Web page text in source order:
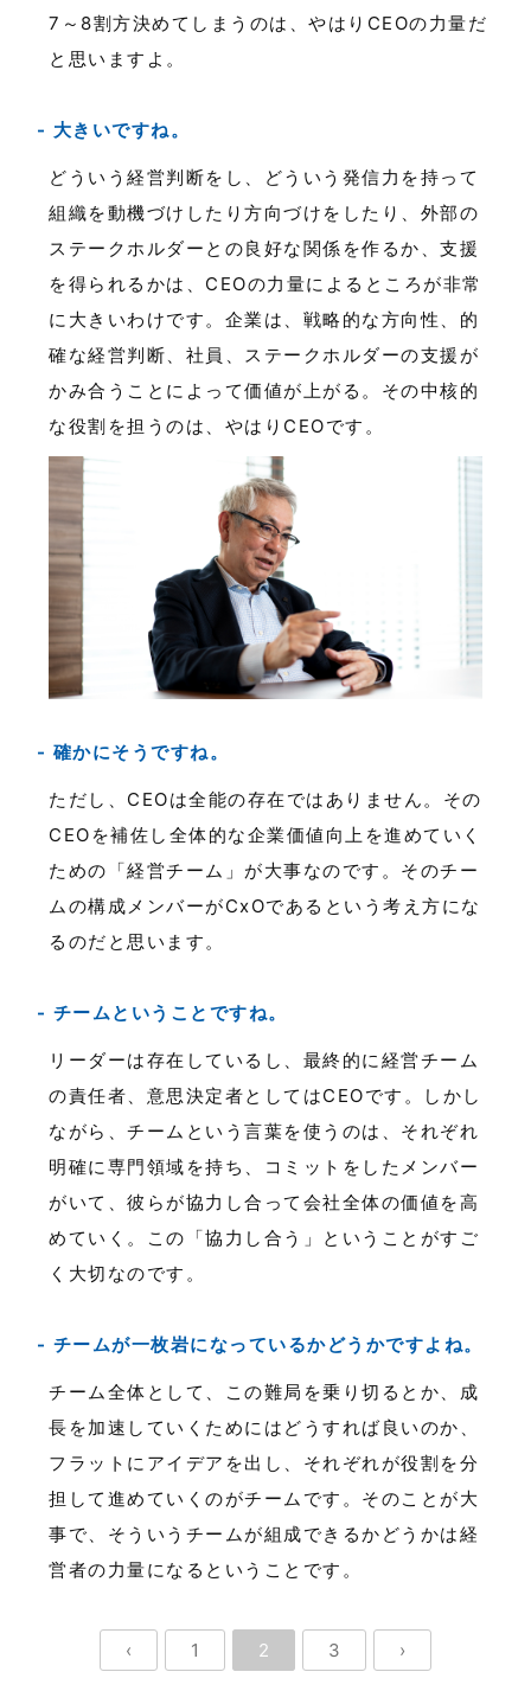
7～8割方決めてしまうのは、やはりCEOの力量だ
と思いますよ。
大きいですね。
どういう経営判断をし、どういう発信力を持って
組織を動機づけしたり方向づけをしたり、外部の
ステークホルダーとの良好な関係を作るか、支援
を得られるかは、CEOの力量によるところが非常
に大きいわけです。企業は、戦略的な方向性、的
確な経営判断、社員、ステークホルダーの支援が
かみ合うことによって価値が上がる。その中核的
な役割を担うのは、やはりCEOです。
確かにそうですね。
ただし、CEOは全能の存在ではありません。その
CEOを補佐し全体的な企業価値向上を進めていく
ための「経営チーム」が大事なのです。そのチー
ムの構成メンバーがCxOであるという考え方にな
るのだと思います。
チームということですね。
リーダーは存在しているし、最終的に経営チーム
の責任者、意思決定者としてはCEOです。しかし
ながら、チームという言葉を使うのは、それぞれ
明確に専門領域を持ち、コミットをしたメンバー
がいて、彼らが協力し合って会社全体の価値を高
めていく。この「協力し合う」ということがすご
く大切なのです。
チームが一枚岩になっているかどうかですよね。
チーム全体として、この難局を乗り切るとか、成
長を加速していくためにはどうすれば良いのか、
フラットにアイデアを出し、それぞれが役割を分
担して進めていくのがチームです。そのことが大
事で、そういうチームが組成できるかどうかは経
営者の力量になるということです。
‹ 1 2 3 ›